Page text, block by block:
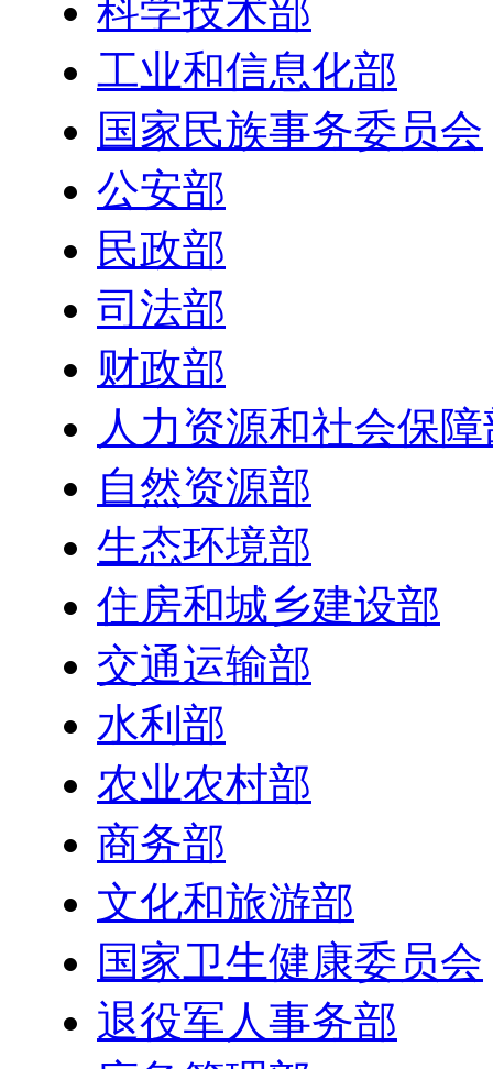
科学技术部
工业和信息化部
国家民族事务委员会
公安部
民政部
司法部
财政部
人力资源和社会保
自然资源部
生态环境部
住房和城乡建设部
交通运输部
水利部
农业农村部
商务部
文化和旅游部
国家卫生健康委员会
退役军人事务部